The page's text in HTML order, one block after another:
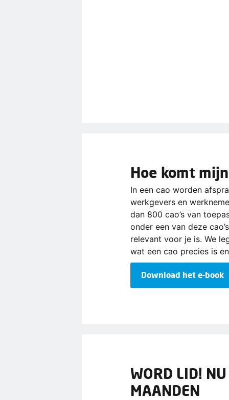
Hoe komt
In een cao worden
werkgevers en
dan 800 cao’s van
onder een van deze
relevant voor je is. We
wat een cao precies is
Download het e-book
WORD LID!
MAANDEN